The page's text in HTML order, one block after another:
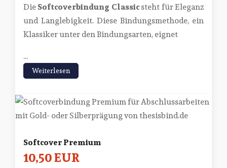
DieSoftcoverbindung Classicsteht für Eleganz
und Langlebigkeit. Diese Bindungsmethode, ein
Klassiker unter den Bindungsarten, eignet
...
Weiterlesen
Softcover Premium
10,50 EUR